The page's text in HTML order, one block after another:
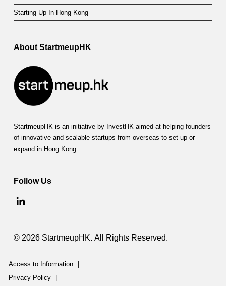
Starting Up In Hong Kong
About StartmeupHK
StartmeupHK is an initiative by InvestHK aimed at helping founders
of innovative and scalable startups from overseas to set up or
expand in Hong Kong.
Follow Us
© 2026 StartmeupHK. All Rights Reserved.
Access to Information
Privacy Policy